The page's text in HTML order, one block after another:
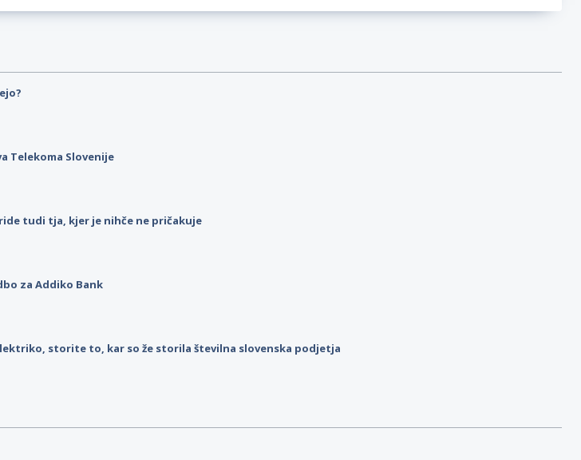
Telekoma Slovenije
tudi tja, kjer je nihče ne pričakuje
za Addiko Bank
storite to, kar so že storila številna slovenska podjetja